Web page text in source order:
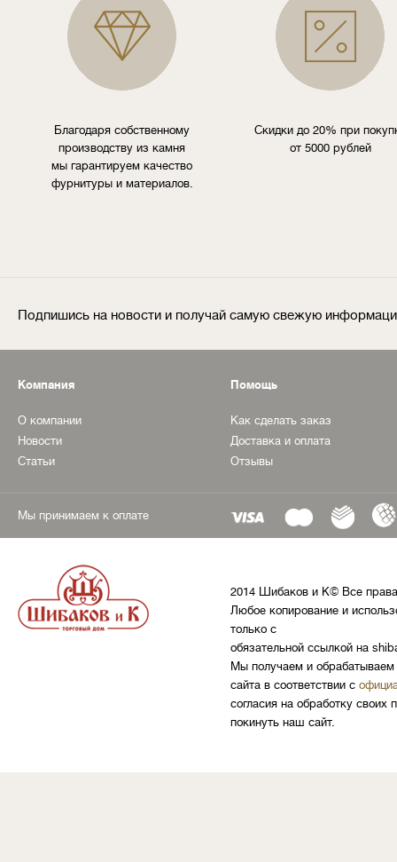
Благодаря собственному
производству из камня
мы гарантируем качество
фурнитуры и материалов.
Скидки до 20% при
от 5000 рублей
Подпишись на новости и получай самую свежую
Компания
О компании
Новости
Статьи
Помощь
Как сделать заказ
Доставка и оплата
Отзывы
Мы принимаем к оплате
2014 Шибаков и К© Все
Любое копирование и
только с
обязательной ссылкой на
Мы получаем и обрабатываем
сайта в соответствии с
согласия на обработку
покинуть наш сайт.